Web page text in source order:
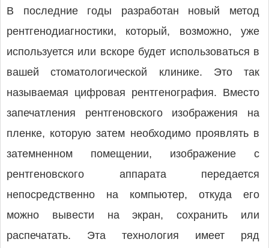
В последние годы разработан новый метод
рентгенодиагностики, который, возможно, уже
используется или вскоре будет использоваться в
вашей стоматологической клинике. Это так
называемая цифровая рентгенография. Вместо
запечатления рентгеновского изображения на
пленке, которую затем необходимо проявлять в
затемненном помещении, изображение с
рентгеновского аппарата передается
непосредственно на компьютер, откуда его
можно вывести на экран, сохранить или
распечатать. Эта технология имеет ряд